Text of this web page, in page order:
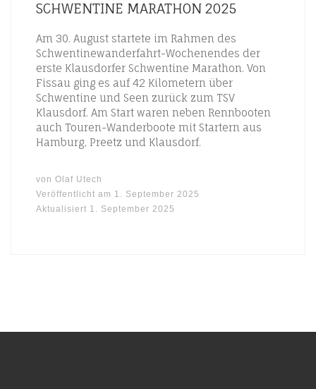
SCHWENTINE MARATHON 2025
Am 30. August startete im Rahmen des
Schwentinewanderfahrt-Wochenendes der
erste Klausdorfer Schwentine Marathon. Von
Fissau ging es auf 42 Kilometern über
Schwentine und Seen zurück zum TSV
Klausdorf. Am Start waren neben Rennbooten
auch Touren-Wanderboote mit Startern aus
Hamburg, Preetz und Klausdorf.
vonOlaf Utech
Veröffentlicht am 1. September 2025
Aktualisiert 1. September 2025